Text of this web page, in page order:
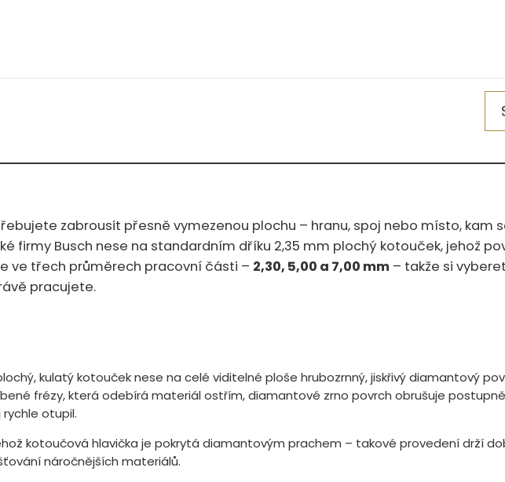
zabrousit přesně vymezenou plochu – hranu, spoj nebo místo, kam
firmy Busch nese na standardním dříku 2,35 mm plochý kotouček, jehož
ve třech průměrech pracovní části – 2,30, 5,00 a 7,00 mm – takže si
pracujete.
kulatý kotouček nese na celé viditelné ploše hrubozrnný, jiskřivý diamantový
frézy, která odebírá materiál ostřím, diamantové zrno povrch obrušuje
otupil.
kotoučová hlavička je pokrytá diamantovým prachem – takové provedení drží
náročnějších materiálů.